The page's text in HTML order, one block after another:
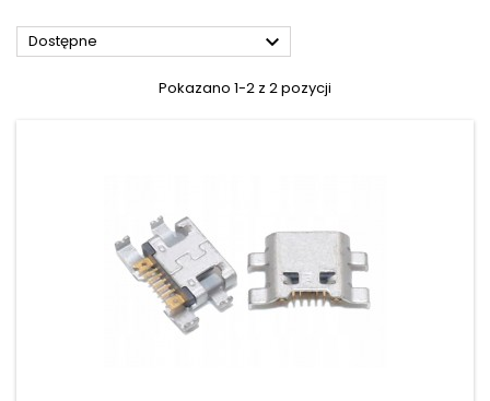
Dostępne 
Pokazano 1-2 z 2 pozycji